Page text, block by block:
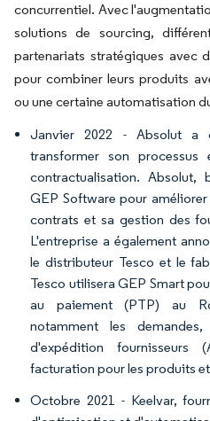
concurrentiel. Avec
solutions de sourcing,
partenariats stratégiques avec
pour combiner leurs produits
ou une certaine automatisation
Janvier 2022 - Absolut a
transformer son
contractualisation. Absolut,
GEP Software pour
contrats et sa gestion des
L'entreprise a également
le distributeur Tesco et le
Tesco utilisera GEP Smart
au paiement (PTP) au
notamment les
d'expédition
facturation pour les produits
Octobre 2021 - Keelvar,